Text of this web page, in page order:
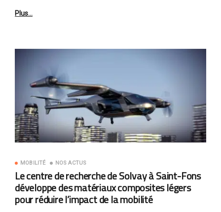
Plus…
MOBILITÉ NOS ACTUS
Le centre de recherche de Solvay à Saint-Fons
développe des matériaux composites légers
pour réduire l’impact de la mobilité